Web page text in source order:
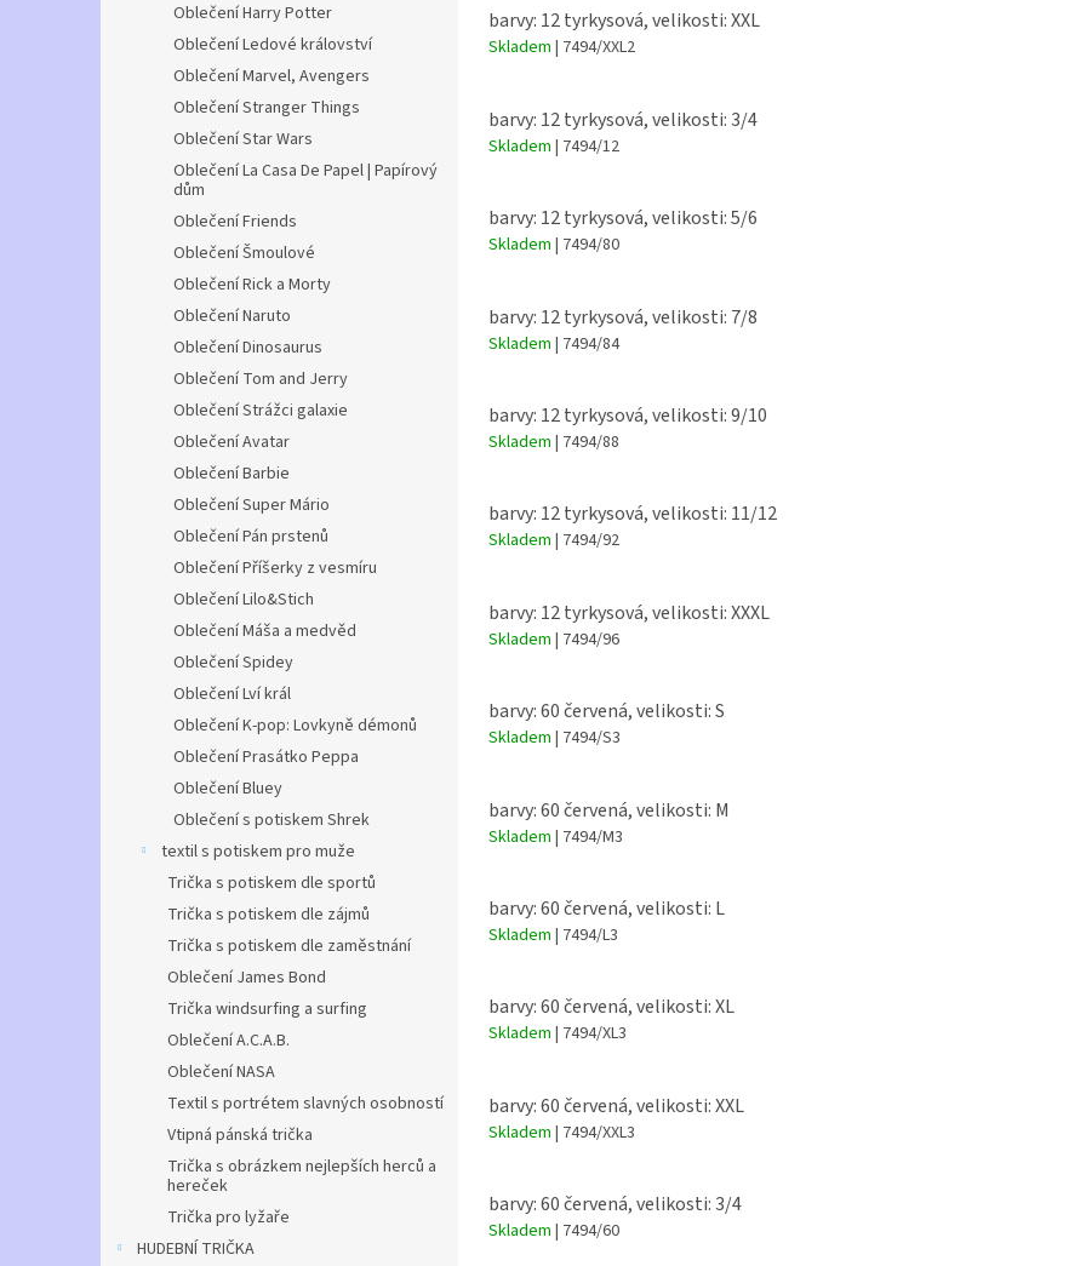
Oblečení Harry Potter
Oblečení Ledové království
Oblečení Marvel, Avengers
Oblečení Stranger Things
Oblečení Star Wars
Oblečení La Casa De Papel | Papírový
dům
Oblečení Friends
Oblečení Šmoulové
Oblečení Rick a Morty
Oblečení Naruto
Oblečení Dinosaurus
Oblečení Tom and Jerry
Oblečení Strážci galaxie
Oblečení Avatar
Oblečení Barbie
Oblečení Super Mário
Oblečení Pán prstenů
Oblečení Příšerky z vesmíru
Oblečení Lilo&Stich
Oblečení Máša a medvěd
Oblečení Spidey
Oblečení Lví král
Oblečení K-pop: Lovkyně démonů
Oblečení Prasátko Peppa
Oblečení Bluey
Oblečení s potiskem Shrek
textil s potiskem pro muže
Trička s potiskem dle sportů
Trička s potiskem dle zájmů
Trička s potiskem dle zaměstnání
Oblečení James Bond
Trička windsurfing a surfing
Oblečení A.C.A.B.
Oblečení NASA
Textil s portrétem slavných osobností
Vtipná pánská trička
Trička s obrázkem nejlepších herců a
hereček
Trička pro lyžaře
HUDEBNÍ TRIČKA
barvy: 12 tyrkysová, velikosti: XXL
Skladem | 7494/XXL2
barvy: 12 tyrkysová, velikosti: 3/4
Skladem | 7494/12
barvy: 12 tyrkysová, velikosti: 5/6
Skladem | 7494/80
barvy: 12 tyrkysová, velikosti: 7/8
Skladem | 7494/84
barvy: 12 tyrkysová, velikosti: 9/10
Skladem | 7494/88
barvy: 12 tyrkysová, velikosti: 11/12
Skladem | 7494/92
barvy: 12 tyrkysová, velikosti: XXXL
Skladem | 7494/96
barvy: 60 červená, velikosti: S
Skladem | 7494/S3
barvy: 60 červená, velikosti: M
Skladem | 7494/M3
barvy: 60 červená, velikosti: L
Skladem | 7494/L3
barvy: 60 červená, velikosti: XL
Skladem | 7494/XL3
barvy: 60 červená, velikosti: XXL
Skladem | 7494/XXL3
barvy: 60 červená, velikosti: 3/4
Skladem | 7494/60